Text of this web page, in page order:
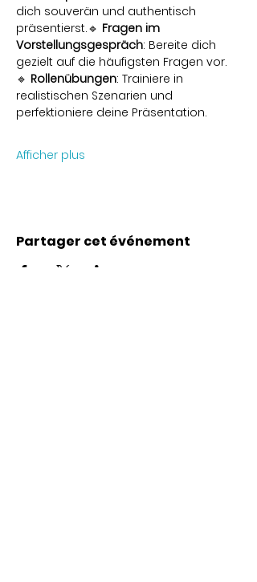
dich souverän und authentisch
präsentierst.🔹 Fragen im
Vorstellungsgespräch: Bereite dich
gezielt auf die häufigsten Fragen vor.
🔹 Rollenübungen: Trainiere in
realistischen Szenarien und
perfektioniere deine Präsentation.
Afficher plus
Partager cet événement